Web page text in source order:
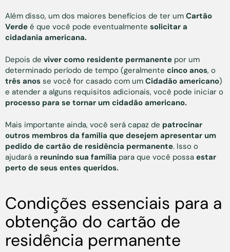
Além disso, um dos maiores benefícios de ter um Cartão
Verde é que você pode eventualmente solicitar a
cidadania americana.
Depois de viver como residente permanente por um
determinado período de tempo (geralmente cinco anos, o
três anos se você for casado com um Cidadão americano)
e atender a alguns requisitos adicionais, você pode iniciar o
processo para se tornar um cidadão americano.
Mais importante ainda, você será capaz de patrocinar
outros membros da família que desejem apresentar um
pedido de cartão de residência permanente. Isso o
ajudará a reunindo sua família para que você possa estar
perto de seus entes queridos.
Condições essenciais para a
obtenção do cartão de
residência permanente